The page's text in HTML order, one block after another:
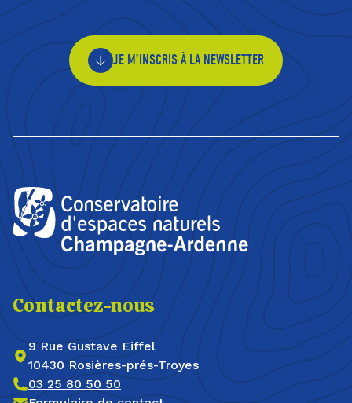
JE M’INSCRIS À LA NEWSLETTER
Contactez-nous
9 Rue Gustave Eiffel
10430 Rosières-prés-Troyes
03 25 80 50 50